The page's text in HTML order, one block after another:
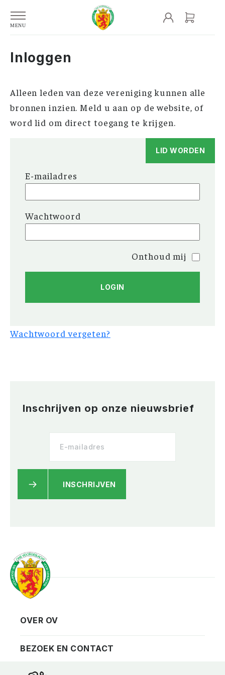
Inloggen
Alleen leden van deze vereniging kunnen alle
bronnen inzien. Meld u aan op de website, of
word lid om direct toegang te krijgen.
LID WORDEN
E-mailadres
Wachtwoord
Onthoud mij
Wachtwoord vergeten?
Inschrijven op onze nieuwsbrief
INSCHRIJVEN
Vereniging
Privacy
Contact
Bezoekadres
OVER OV
BEZOEK EN CONTACT